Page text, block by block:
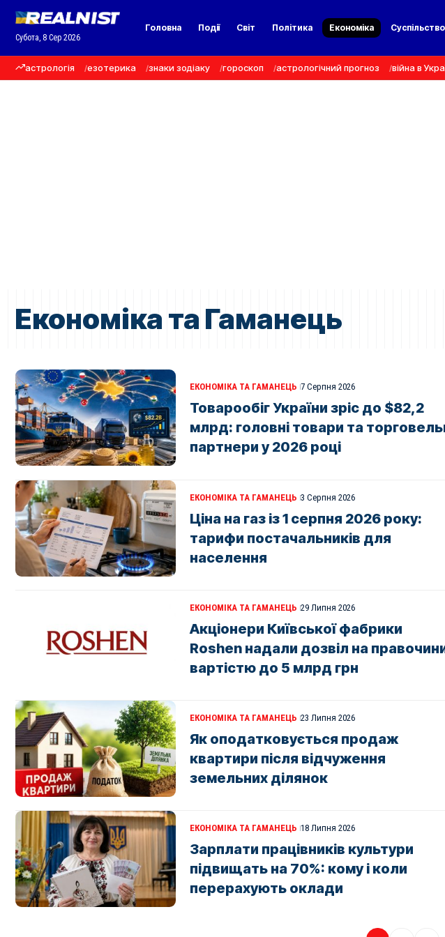
Субота, 8 Сер 2026
Головна Події Світ Політика Економіка Суспільство
астрологія езотерика знаки зодіаку гороскоп астрологічний прогноз війна в
Економіка та Гаманець
ЕКОНОМІКА ТА ГАМАНЕЦЬ 7 Серпня 2026
Товарообіг України зріс до $82,2
млрд: головні товари та
партнери у 2026 році
ЕКОНОМІКА ТА ГАМАНЕЦЬ 3 Серпня 2026
Ціна на газ із 1 серпня 2026 року:
тарифи постачальників для
населення
ЕКОНОМІКА ТА ГАМАНЕЦЬ 29 Липня 2026
Акціонери Київської фабрики
Roshen надали дозвіл на
вартістю до 5 млрд грн
ЕКОНОМІКА ТА ГАМАНЕЦЬ 23 Липня 2026
Як оподатковується продаж
квартири після відчуження
земельних ділянок
ЕКОНОМІКА ТА ГАМАНЕЦЬ 18 Липня 2026
Зарплати працівників культури
підвищать на 70%: кому і коли
перерахують оклади